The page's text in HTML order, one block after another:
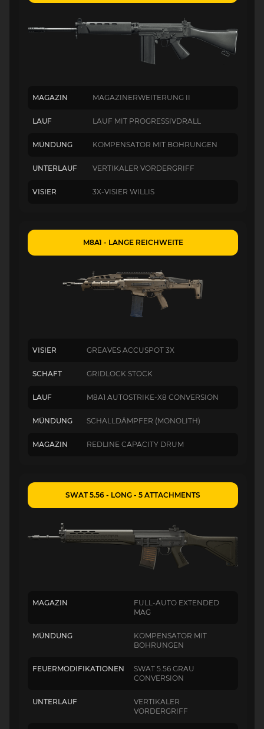
MAGAZIN MAGAZINERWEITERUNG II
LAUF LAUF MIT PROGRESSIVDRALL
MÜNDUNG KOMPENSATOR MIT BOHRUNGEN
UNTERLAUF VERTIKALER VORDERGRIFF
VISIER 3X-VISIER WILLIS
M8A1 - LANGE REICHWEITE
VISIER GREAVES ACCUSPOT 3X
SCHAFT GRIDLOCK STOCK
LAUF M8A1 AUTOSTRIKE-X8 CONVERSION
MÜNDUNG SCHALLDÄMPFER (MONOLITH)
MAGAZIN REDLINE CAPACITY DRUM
SWAT 5.56 - LONG - 5 ATTACHMENTS
MAGAZIN
FULL-AUTO EXTENDED
MAG
MÜNDUNG
KOMPENSATOR MIT
BOHRUNGEN
FEUERMODIFIKATIONEN
SWAT 5.56 GRAU
CONVERSION
UNTERLAUF
VERTIKALER
VORDERGRIFF